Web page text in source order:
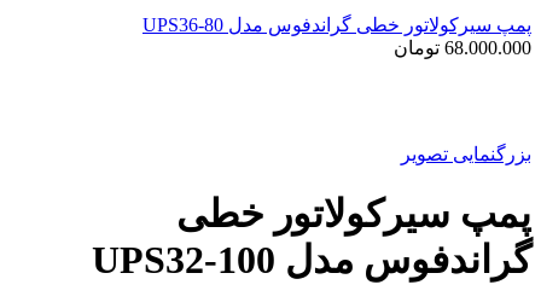
پمپ سيرکولاتور خطی گراندفوس مدل UPS36-80
68.000.000 تومان
بزرگنمایی تصویر
پمپ سيرکولاتور خطی
گراندفوس مدل UPS32-100